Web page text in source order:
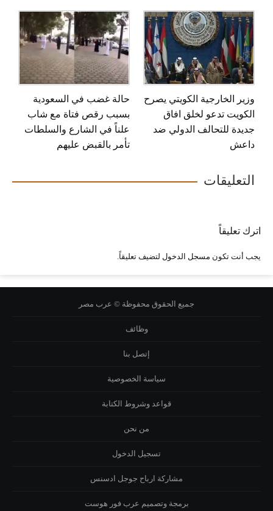
وزير الخارجية الكويتي يصرح
الكويت تدعو لخلق افاق
جديدة للتحالف الدولي ضد
داعش
حالة غضب في السعودية
بسبب رقص فتاة مع شاب
علناً في الشارع والسلطات
تأمر بالقبض عليهم
التعليقات
اترك تعليقاً
يجب أنت تكون مسجل الدخول لتضيف تعليقاً.
جميع الحقوق محفوظة © عرب مصر
وظائف
إتصل بنا
سياسة الخصوصية
قواعد وشروط الكتابة
من نحن
تسجيل الدخول
مشاركة ارباح جوجل ادسنس
برمجة وتصميم عرب فور هوست